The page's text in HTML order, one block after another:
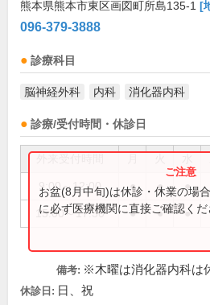
熊本県熊本市東区画図町所島135-1 [
096-379-3888
診療科目
脳神経外科 内科 消化器内科
診療/受付時間・休診日
9:00～12:00 ● ● ●
15:00～17:30 ● ● ●
お盆(8月中旬)は休診・休業の場
に必ず医療機関に直接ご確認くだ
備考: ※木曜は消化器内科は
休診日: 日、祝